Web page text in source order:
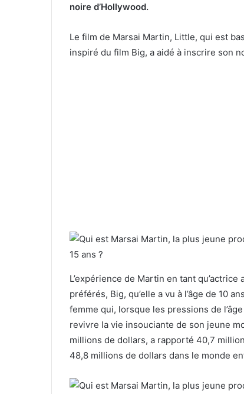
noire d’Hollywood.
Le film de Marsai Martin, Little, qui est
inspiré du film Big, a aidé à inscrire son
L’expérience de Martin en tant
préférés, Big, qu’elle a vu à l’âge de 10
femme qui, lorsque les pressions de
revivre la vie insouciante de son jeune
millions de dollars, a rapporté 40,7
48,8 millions de dollars dans le monde